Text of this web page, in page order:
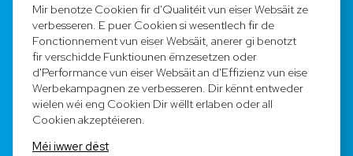
Registréieren
Equipe
Legal Notice
Mir benotze Cookien fir d'Qualitéit vun eiser Websäit ze
verbesseren. E puer Cookien si wesentlech fir de
Fonctionnement vun eiser Websäit, anerer gi benotzt
fir verschidde Funktiounen ëmzesetzen oder
d'Performance vun eiser Websäit an d'Effizienz vun eise
Werbekampagnen ze verbesseren. Dir kënnt entweder
wielen wéi eng Cookien Dir wëllt erlaben oder all
Cookien akzeptéieren.
Méi iwwer dëst